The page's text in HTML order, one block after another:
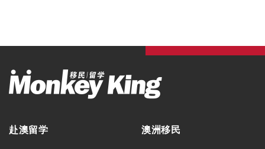
赴澳留学 澳洲移民